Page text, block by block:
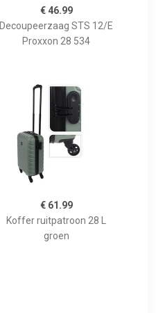
€ 46.99
Decoupeerzaag STS 12/E
Proxxon 28 534
€ 61.99
Koffer ruitpatroon 28 L
groen